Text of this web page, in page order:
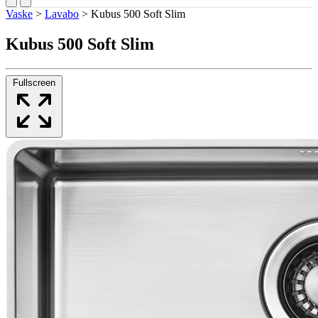
Vaske > Lavabo > Kubus 500 Soft Slim
Kubus 500 Soft Slim
Fullscreen